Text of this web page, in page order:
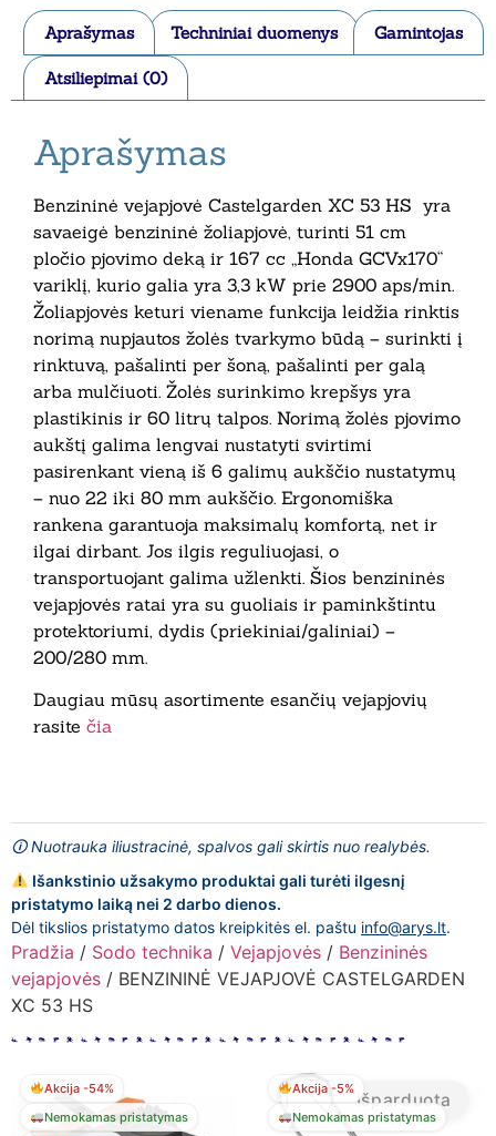
Aprašymas Techniniai duomenys Gamintojas
Atsiliepimai (0)
Aprašymas
Benzininė vejapjovė Castelgarden XC 53 HS yra
savaeigė benzininė žoliapjovė, turinti 51 cm
pločio pjovimo deką ir 167 cc „Honda GCVx170“
variklį, kurio galia yra 3,3 kW prie 2900 aps/min.
Žoliapjovės keturi viename funkcija leidžia rinktis
norimą nupjautos žolės tvarkymo būdą – surinkti į
rinktuvą, pašalinti per šoną, pašalinti per galą
arba mulčiuoti. Žolės surinkimo krepšys yra
plastikinis ir 60 litrų talpos. Norimą žolės pjovimo
aukštį galima lengvai nustatyti svirtimi
pasirenkant vieną iš 6 galimų aukščio nustatymų
– nuo 22 iki 80 mm aukščio. Ergonomiška
rankena garantuoja maksimalų komfortą, net ir
ilgai dirbant. Jos ilgis reguliuojasi, o
transportuojant galima užlenkti. Šios benzininės
vejapjovės ratai yra su guoliais ir paminkštintu
protektoriumi, dydis (priekiniai/galiniai) –
200/280 mm.
Daugiau mūsų asortimente esančių vejapjovių
rasite čia
🛈 Nuotrauka iliustracinė, spalvos gali skirtis nuo realybės.
Išankstinio užsakymo produktai gali turėti ilgesnį
pristatymo laiką nei 2 darbo dienos.
Dėl tikslios pristatymo datos kreipkitės el. paštu info@arys.lt.
Pradžia / Sodo technika / Vejapjovės / Benzininės
vejapjovės / BENZININĖ VEJAPJOVĖ CASTELGARDEN
XC 53 HS
Akcija -54%
Nemokamas pristatymas
Akcija -5%
Nemokamas pristatymas
Išparduota